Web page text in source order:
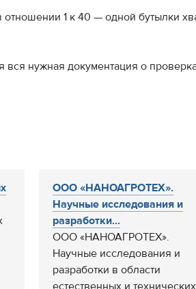
отношении 1 к 40 — одной бутылки
нужная документация о
ООО «НАНОАГРОТЕХ».
Научные исследования и
разработки...
ООО «НАНОАГРОТЕХ».
Научные исследования и
разработки в области
естественных и технических